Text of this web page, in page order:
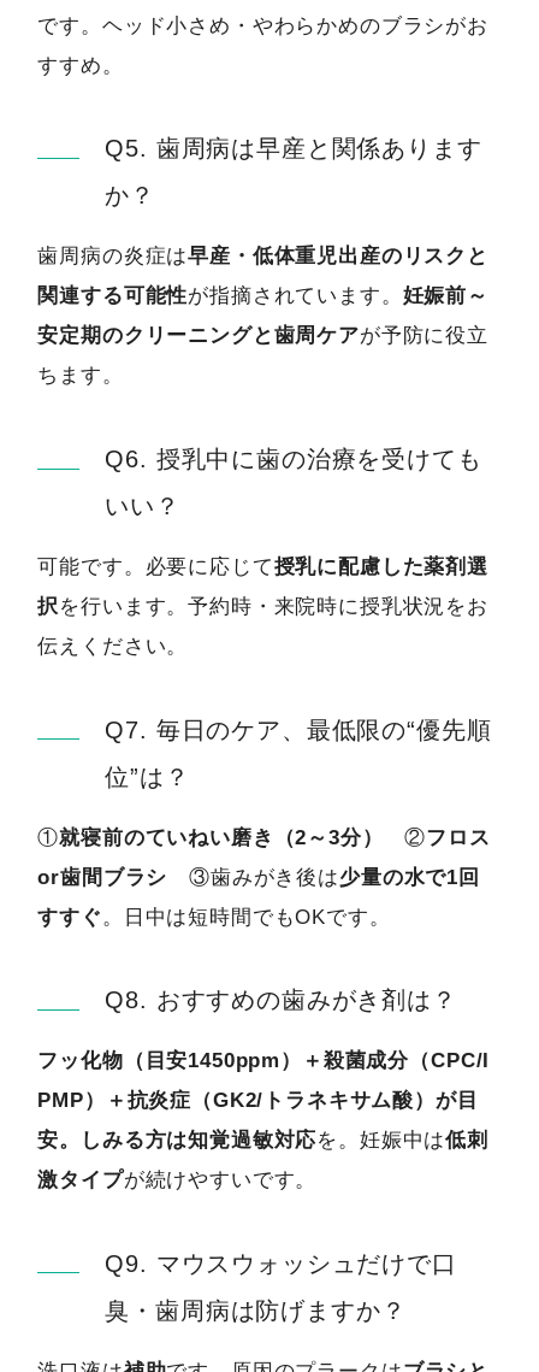
です。ヘッド小さめ・やわらかめのブラシがお
すすめ。
Q5. 歯周病は早産と関係あります
か？
歯周病の炎症は早産・低体重児出産のリスクと
関連する可能性が指摘されています。 妊娠前～
安定期のクリーニングと歯周ケアが予防に役立
ちます。
Q6. 授乳中に歯の治療を受けても
いい？
可能です。必要に応じて授乳に配慮した薬剤選
択を行います。予約時・来院時に授乳状況をお
伝えください。
Q7. 毎日のケア、最低限の“優先順
位”は？
①就寝前のていねい磨き（2～3分） ②フロス
or歯間ブラシ ③歯みがき後は少量の水で1回
すすぐ 。日中は短時間でもOKです。
Q8. おすすめの歯みがき剤は？
フッ化物（目安1450ppm）＋殺菌成分（CPC/I
PMP）＋抗炎症（GK2/トラネキサム酸）が目
安。しみる方は知覚過敏対応を。妊娠中は低刺
激タイプが続けやすいです。
Q9. マウスウォッシュだけで口
臭・歯周病は防げますか？